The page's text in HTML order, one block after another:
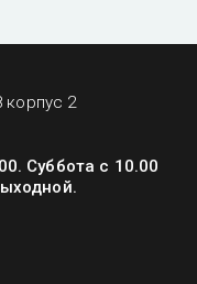
корпус 2
Суббота с 10.00